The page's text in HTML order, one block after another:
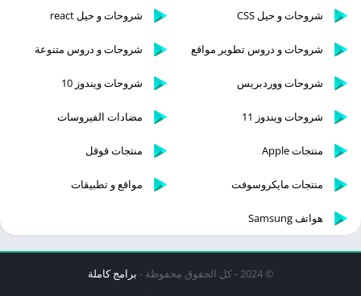
شروحات و حيل CSS شروحات و حيل react
شروحات و دروس تطوير مواقع شروحات و دروس متنوعة
شروحات ووردبريس شروحات ويندوز 10
شروحات ويندوز 11 مضادات الفيروسات
منتجات Apple منتجات قوقل
منتجات مايكروسوفت مواقع و تطبيقات
هواتف Samsung
© 2024 - كل الحقوق محفوظة - برامج كاملة